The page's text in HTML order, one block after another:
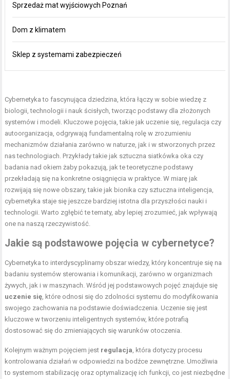
Sprzedaż mat wyjściowych Poznań
Dom z klimatem
Sklep z systemami zabezpieczeń
Cybernetyka to fascynująca dziedzina, która łączy w sobie wiedzę z
biologii, technologii i nauk ścisłych, tworząc podstawy dla złożonych
systemów i modeli. Kluczowe pojęcia, takie jak uczenie się, regulacja czy
autoorganizacja, odgrywają fundamentalną rolę w zrozumieniu
mechanizmów działania zarówno w naturze, jak i w stworzonych przez
nas technologiach. Przykłady takie jak sztuczna siatkówka oka czy
badania nad okiem żaby pokazują, jak te teoretyczne podstawy
przekładają się na konkretne osiągnięcia w praktyce. W miarę jak
rozwijają się nowe obszary, takie jak bionika czy sztuczna inteligencja,
cybernetyka staje się jeszcze bardziej istotna dla przyszłości nauki i
technologii. Warto zgłębić te tematy, aby lepiej zrozumieć, jak wpływają
one na naszą rzeczywistość.
Jakie są podstawowe pojęcia w cybernetyce?
Cybernetyka to interdyscyplinarny obszar wiedzy, który koncentruje się na
badaniu systemów sterowania i komunikacji, zarówno w organizmach
żywych, jak i w maszynach. Wśród jej podstawowych pojęć znajduje się
uczenie się , które odnosi się do zdolności systemu do modyfikowania
swojego zachowania na podstawie doświadczenia. Uczenie się jest
kluczowe w tworzeniu inteligentnych systemów, które potrafią
dostosować się do zmieniających się warunków otoczenia.
Kolejnym ważnym pojęciem jest regulacja , która dotyczy procesu
kontrolowania działań w odpowiedzi na bodźce zewnętrzne. Umożliwia
to systemom stabilizację oraz optymalizację ich funkcji, co jest niezbędne